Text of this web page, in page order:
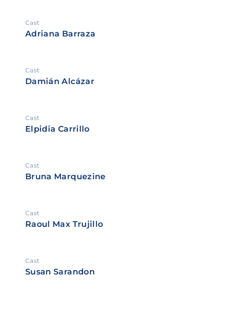
Cast
Adriana Barraza
Cast
Damián Alcázar
Cast
Elpidia Carrillo
Cast
Bruna Marquezine
Cast
Raoul Max Trujillo
Cast
Susan Sarandon